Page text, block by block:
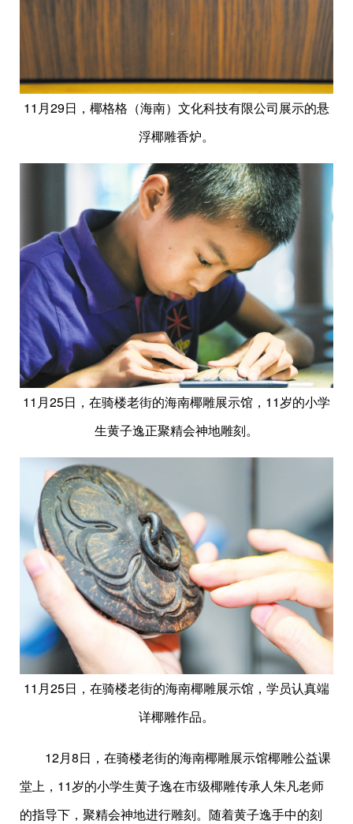
11月29日，椰格格（海南）文化科技有限公司展示的悬
浮椰雕香炉。
11月25日，在骑楼老街的海南椰雕展示馆，11岁的小学
生黄子逸正聚精会神地雕刻。
11月25日，在骑楼老街的海南椰雕展示馆，学员认真端
详椰雕作品。
12月8日，在骑楼老街的海南椰雕展示馆椰雕公益课
堂上，11岁的小学生黄子逸在市级椰雕传承人朱凡老师
的指导下，聚精会神地进行雕刻。随着黄子逸手中的刻